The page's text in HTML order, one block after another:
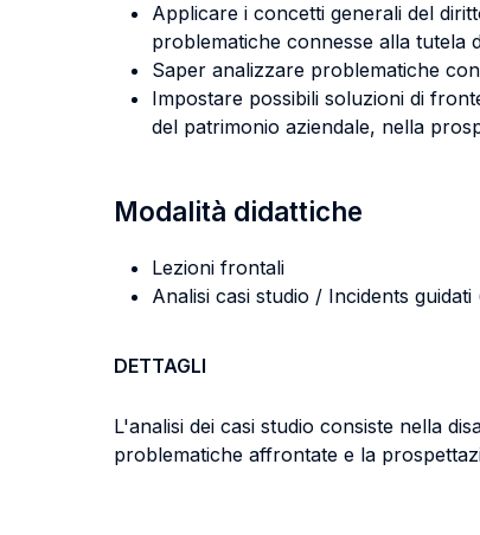
Applicare i concetti generali del
problematiche connesse alla tutela
Saper analizzare problematiche
Impostare possibili soluzioni di
del patrimonio aziendale, nella
Modalità didattiche
Lezioni frontali
Analisi casi studio / Incidents
DETTAGLI
L'analisi dei casi studio consiste nella
problematiche affrontate e la